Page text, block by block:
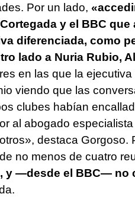
Por un lado,
y el BBC
diferenciada, como
lado a Nuria Rubio,
en las que la
viendo que las
clubes habían
al abogado
destaca Gorgoso.
no menos de cuatro
y —desde el BBC— no